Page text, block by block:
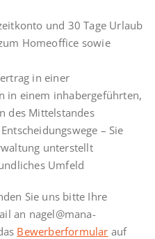
und 30 Tage Urlaub
Homeoffice sowie
in einer
in einem inhabergeführten,
des Mittelstandes
– Sie
unterstellt
Umfeld
Sie uns bitte Ihre
an nagel@mana-
Bewerberformular auf